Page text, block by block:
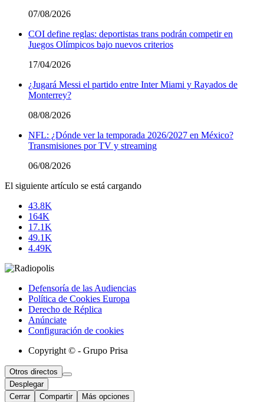
07/08/2026
COI define reglas: deportistas trans podrán competir en
Juegos Olímpicos bajo nuevos criterios
17/04/2026
¿Jugará Messi el partido entre Inter Miami y Rayados de
Monterrey?
08/08/2026
NFL: ¿Dónde ver la temporada 2026/2027 en México?
Transmisiones por TV y streaming
06/08/2026
El siguiente artículo se está cargando
43.8K
164K
17.1K
49.1K
4.49K
Defensoría de las Audiencias
Política de Cookies Europa
Derecho de Réplica
Anúnciate
Configuración de cookies
Copyright © - Grupo Prisa
Otros directos
Desplegar
Cerrar
Compartir Más opciones